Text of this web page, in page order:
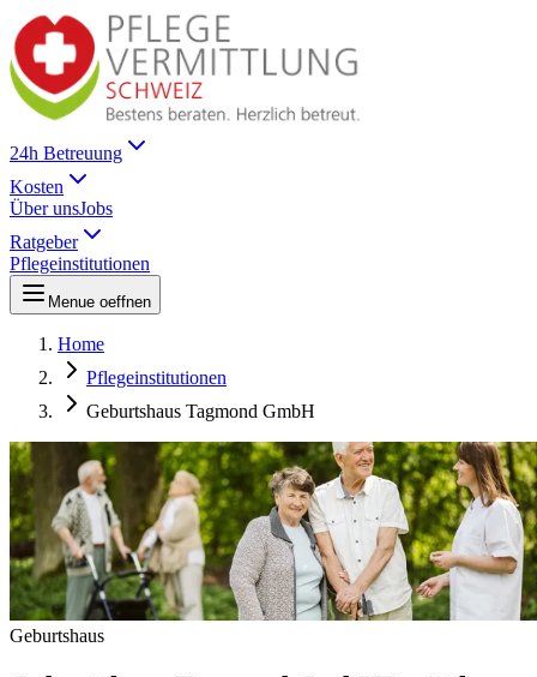
24h Betreuung
Kosten
Über unsJobs
Ratgeber
Pflegeinstitutionen
Menue oeffnen
Home
Pflegeinstitutionen
Geburtshaus Tagmond GmbH
Geburtshaus